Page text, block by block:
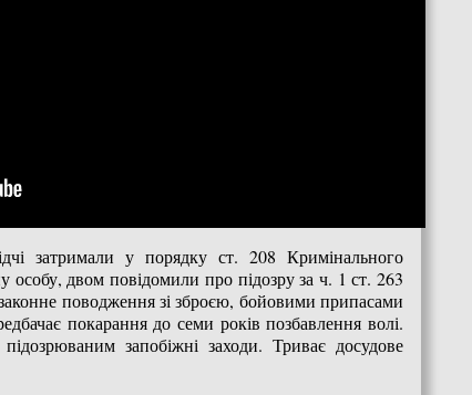
затримали у порядку ст. 208 Кримінального
особу, двом повідомили про підозру за ч. 1 ст. 263
поводження зі зброєю, бойовими припасами
покарання до семи років позбавлення волі.
запобіжні заходи. Триває досудове